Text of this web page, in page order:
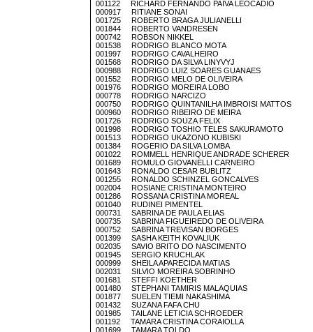
001122 RICHARD FERNANDO PAIVA LEOCADIO
000917 RITIANE SONAI
001725 ROBERTO BRAGA JULIANELLI
001844 ROBERTO VANDRESEN
000742 ROBSON NIKKEL
001538 RODRIGO BLANCO MOTA
001997 RODRIGO CAVALHEIRO
001568 RODRIGO DA SILVA LINYVYJ
000988 RODRIGO LUIZ SOARES GUANAES
001552 RODRIGO MELO DE OLIVEIRA
001976 RODRIGO MOREIRA LOBO
000778 RODRIGO NARCIZO
000750 RODRIGO QUINTANILHA IMBROISI MATTOS
000960 RODRIGO RIBEIRO DE MEIRA
001726 RODRIGO SOUZA FELIX
001998 RODRIGO TOSHIO TELES SAKURAMOTO
001513 RODRIGO UKAZONO KUBISKI
001384 ROGERIO DA SILVA LOMBA
001022 ROMMELL HENRIQUE ANDRADE SCHERER
001689 ROMULO GIOVANELLI CARNEIRO
001643 RONALDO CESAR BUBLITZ
001255 RONALDO SCHINZEL GONCALVES
002004 ROSIANE CRISTINA MONTEIRO
001286 ROSSANA CRISTINA MOREAL
001040 RUDINEI PIMENTEL
000731 SABRINA DE PAULA ELIAS
000735 SABRINA FIGUEIREDO DE OLIVEIRA
000752 SABRINA TREVISAN BORGES
001399 SASHA KEITH KOVALIUK
002035 SAVIO BRITO DO NASCIMENTO
001945 SERGIO KRUCHLAK
000999 SHEILA APARECIDA MATIAS
002031 SILVIO MOREIRA SOBRINHO
001681 STEFFI KOETHER
001480 STEPHANI TAMIRIS MALAQUIAS
001877 SUELEN TIEMI NAKASHIMA
001432 SUZANA FAFA CHU
001985 TAILANE LETICIA SCHROEDER
001192 TAMARA CRISTINA CORAIOLLA
001699 TAMARA TOLDO